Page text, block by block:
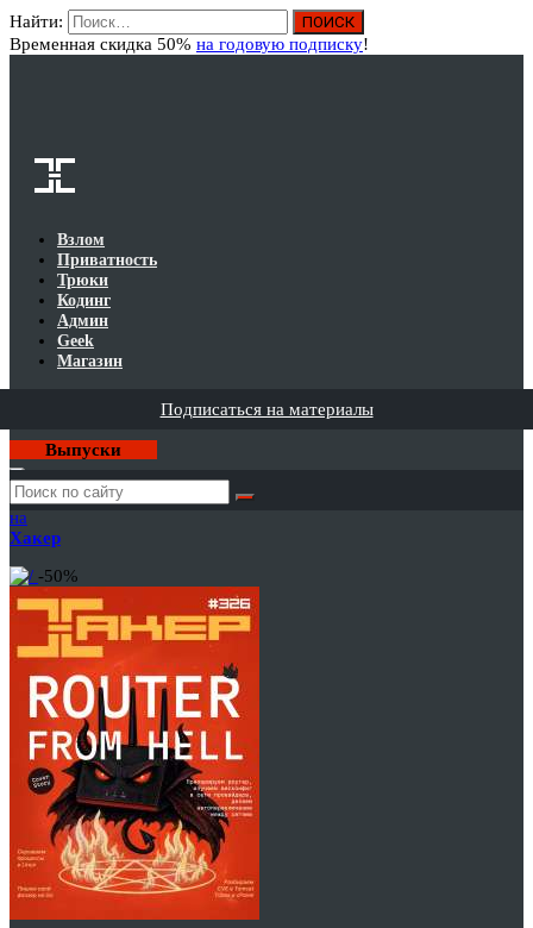
Найти:
Временная скидка 50% на годовую подписку!
Взлом
Приватность
Трюки
Кодинг
Админ
Geek
Магазин
Подписаться на материалы
Выпуски
Годовая
подписка
на
Хакер
-50%